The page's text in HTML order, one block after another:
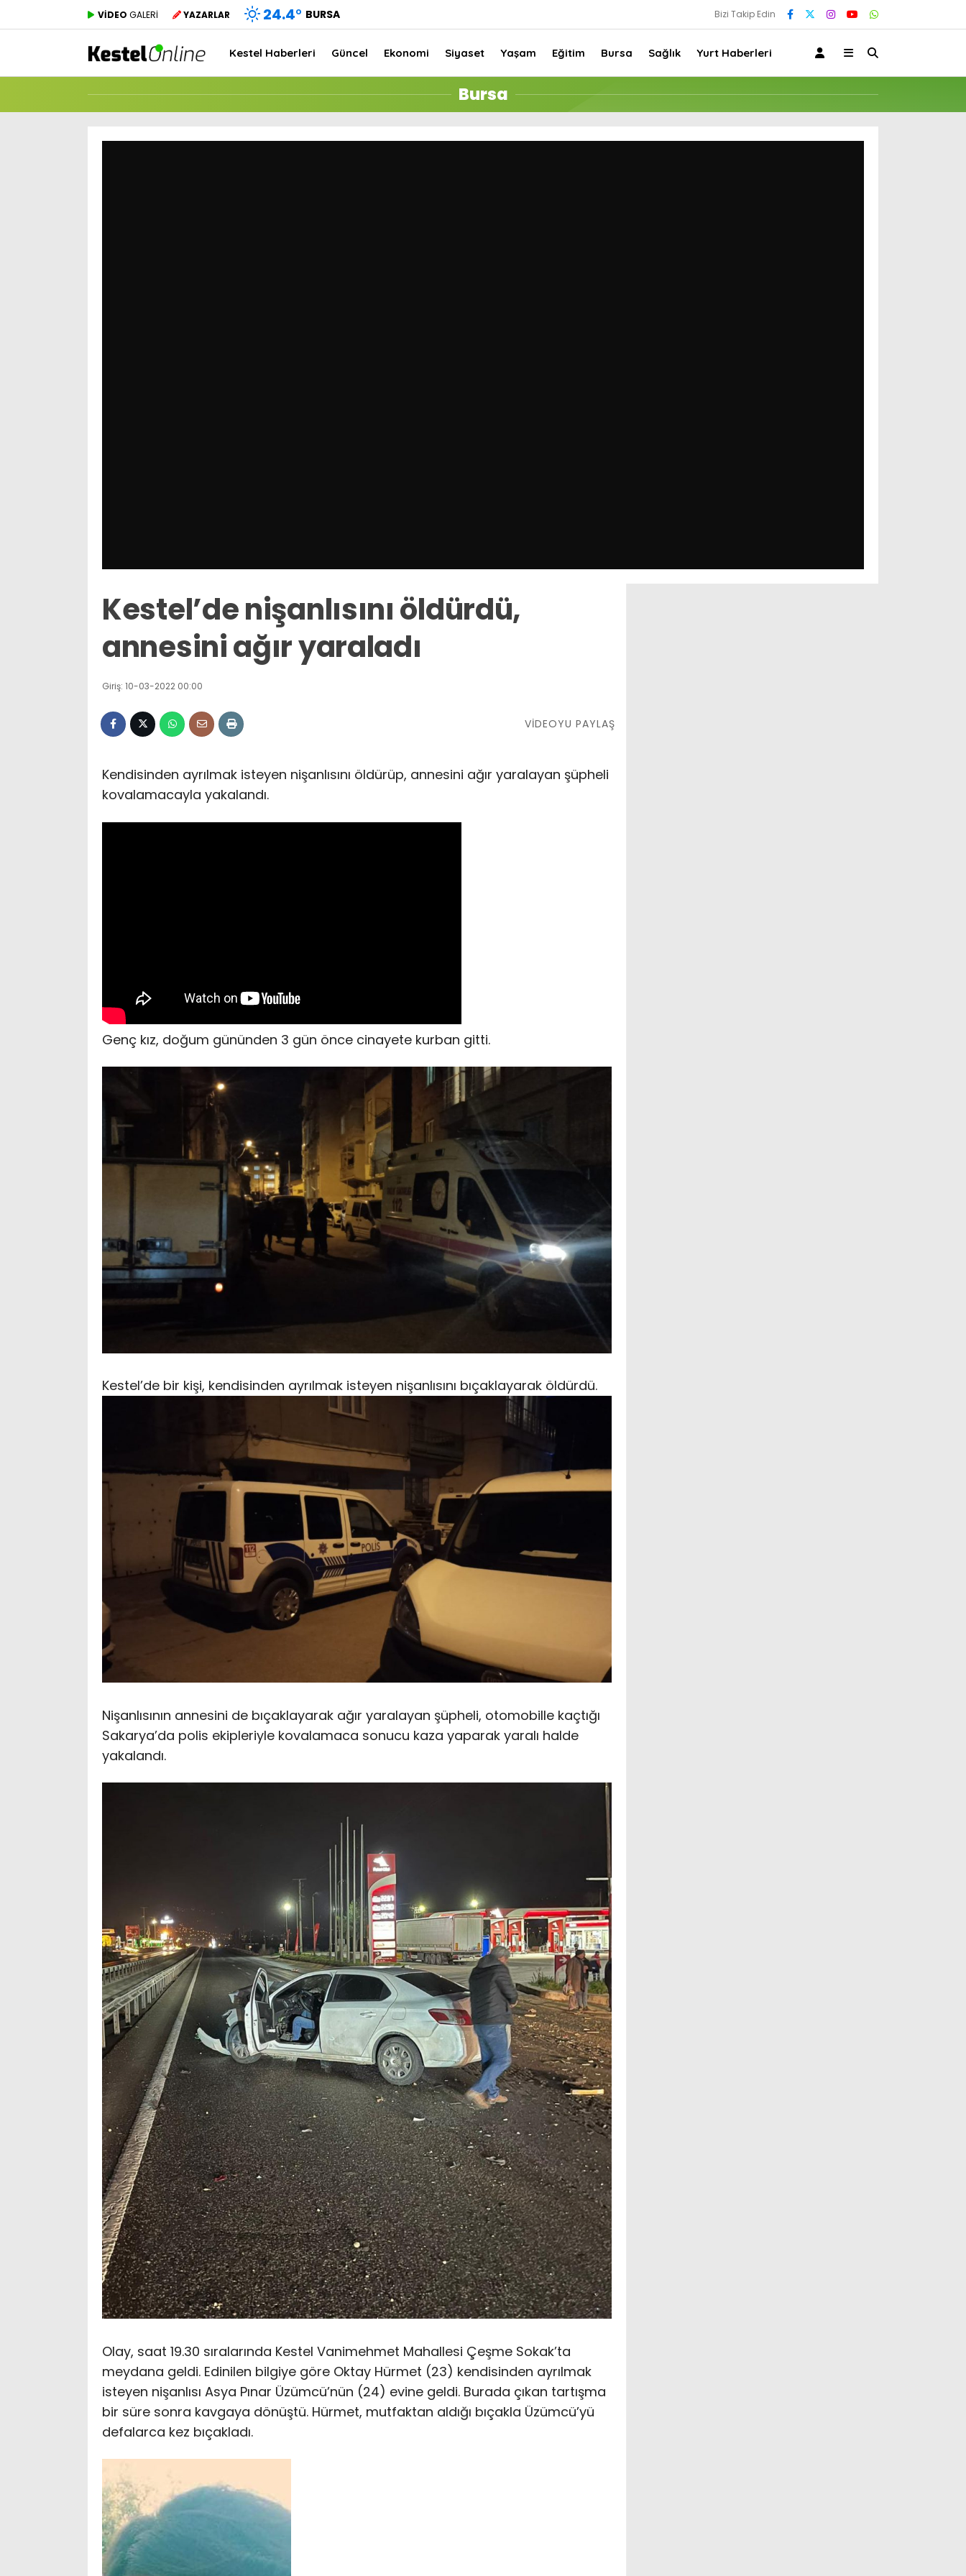
VİDEO GALERİ YAZARLAR 24.4° BURSA Bizi Takip Edin
Kestel Haberleri Güncel Ekonomi Siyaset Yaşam Eğitim Bursa Sağlık Yurt Haberleri
Bursa
Kestel’de nişanlısını öldürdü,
annesini ağır yaraladı
Giriş: 10-03-2022 00:00
VİDEOYU PAYLAŞ
Kendisinden ayrılmak isteyen nişanlısını öldürüp, annesini ağır yaralayan şüpheli
kovalamacayla yakalandı.
Genç kız, doğum gününden 3 gün önce cinayete kurban gitti.
Kestel’de bir kişi, kendisinden ayrılmak isteyen nişanlısını bıçaklayarak öldürdü.
Nişanlısının annesini de bıçaklayarak ağır yaralayan şüpheli, otomobille kaçtığı
Sakarya’da polis ekipleriyle kovalamaca sonucu kaza yaparak yaralı halde
yakalandı.
Olay, saat 19.30 sıralarında Kestel Vanimehmet Mahallesi Çeşme Sokak’ta
meydana geldi. Edinilen bilgiye göre Oktay Hürmet (23) kendisinden ayrılmak
isteyen nişanlısı Asya Pınar Üzümcü’nün (24) evine geldi. Burada çıkan tartışma
bir süre sonra kavgaya dönüştü. Hürmet, mutfaktan aldığı bıçakla Üzümcü’yü
defalarca kez bıçakladı.